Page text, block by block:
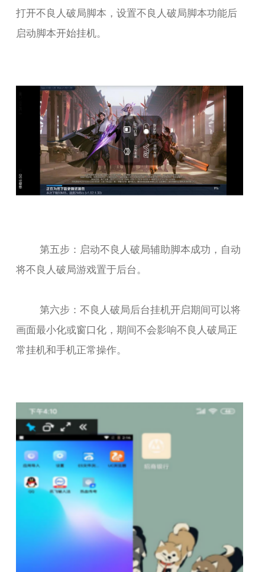
打开不良人破局脚本，设置不良人破局脚本功能后
启动脚本开始挂机。
第五步：启动不良人破局辅助脚本成功，自动
将不良人破局游戏置于后台。
第六步：不良人破局后台挂机开启期间可以将
画面最小化或窗口化，期间不会影响不良人破局正
常挂机和手机正常操作。